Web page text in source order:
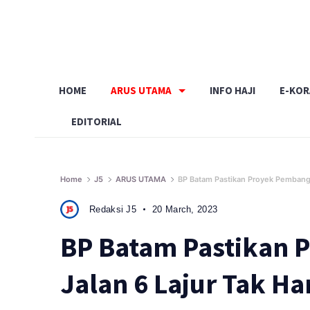
HOME ARUS UTAMA INFO HAJI E-
EDITORIAL
Home J5 ARUS UTAMA BP Batam Pastikan Proyek
Redaksi J5 20 March, 2023
BP Batam Pastikan
Jalan 6 Lajur Tak